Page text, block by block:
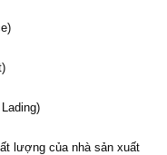
lượng của nhà sản xuất